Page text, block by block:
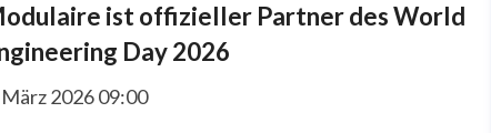
ist offizieller Partner des World
Day 2026
2026 09:00